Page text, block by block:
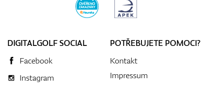
DIGITALGOLF SOCIAL
Facebook
Instagram
POTŘEBUJETE POMOCI?
Kontakt
Impressum